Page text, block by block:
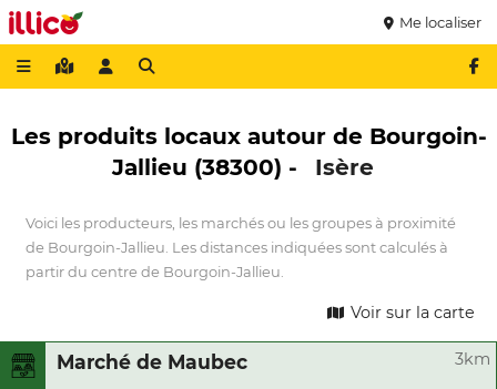
Me localiser
Les produits locaux autour de Bourgoin-
Jallieu (38300) -
Isère
Voici les producteurs, les marchés ou les groupes à proximité
de Bourgoin-Jallieu. Les distances indiquées sont calculés à
partir du centre de Bourgoin-Jallieu.
Voir sur la carte
Marché de Maubec 3km